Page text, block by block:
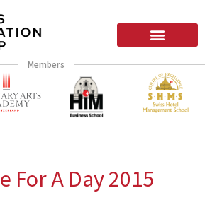
Members
For A Day 2015